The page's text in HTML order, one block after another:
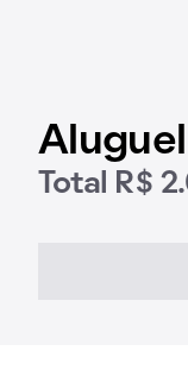
Aluguel
Total R$